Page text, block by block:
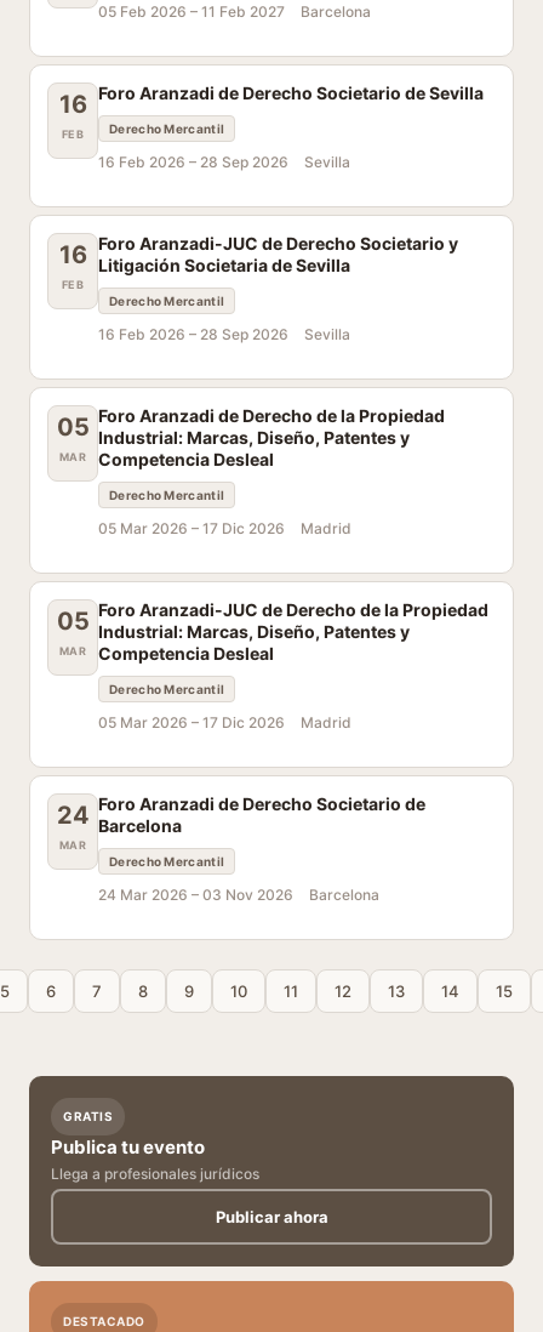
05 Feb 2026 – 11 Feb 2027 Barcelona
16
FEB
Foro Aranzadi de Derecho Societario de Sevilla
Derecho Mercantil
16 Feb 2026 – 28 Sep 2026 Sevilla
16
FEB
Foro Aranzadi-JUC de Derecho Societario y
Litigación Societaria de Sevilla
Derecho Mercantil
16 Feb 2026 – 28 Sep 2026 Sevilla
05
MAR
Foro Aranzadi de Derecho de la Propiedad
Industrial: Marcas, Diseño, Patentes y
Competencia Desleal
Derecho Mercantil
05 Mar 2026 – 17 Dic 2026 Madrid
05
MAR
Foro Aranzadi-JUC de Derecho de la Propiedad
Industrial: Marcas, Diseño, Patentes y
Competencia Desleal
Derecho Mercantil
05 Mar 2026 – 17 Dic 2026 Madrid
24
MAR
Foro Aranzadi de Derecho Societario de
Barcelona
Derecho Mercantil
24 Mar 2026 – 03 Nov 2026 Barcelona
5 6 7 8 9 10 11 12 13 14 15
GRATIS
Publica tu evento
Llega a profesionales jurídicos
Publicar ahora
DESTACADO